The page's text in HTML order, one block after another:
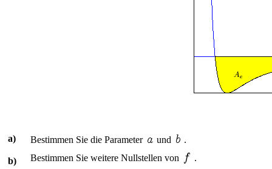
a) Bestimmen Sie die Parameter und .
b) Bestimmen Sie weitere Nullstellen von .